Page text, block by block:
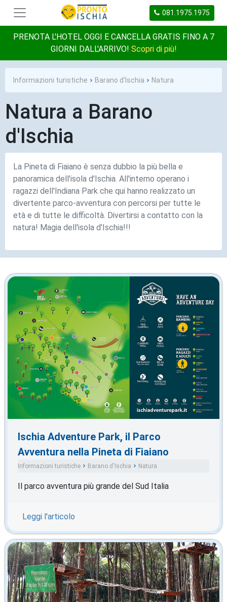
081.1975.1975
PRENOTA L'HOTEL OGGI E CANCELLA GRATIS FINO A 7
GIORNI DALL'ARRIVO! Scopri di più!
Informazioni turistiche Barano d'Ischia Natura
Natura a Barano
d'Ischia
La Pineta di Fiaiano è senza dubbio la più bella e
panoramica dell'isola d'Ischia. All'interno operano i
ragazzi dell'Indiana Park che qui hanno realizzato un
divertente parco-avventura con percorsi per tutte le
età e di tutte le difficoltà. Divertirsi a contatto con la
natura! Magia dell'isola d'Ischia!!!
Ischia Adventure Park, il Parco
Avventura nella Pineta di Fiaiano
Informazioni turistiche Barano d'Ischia Natura
Il parco avventura più grande del Sud Italia
Leggi l'articolo